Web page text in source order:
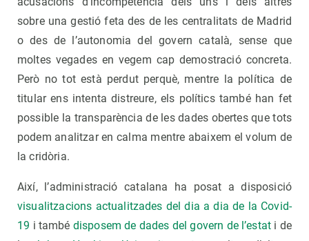
sobre una gestió feta des de les centralitats de Madrid
o des de l’autonomia del govern català, sense que
moltes vegades en vegem cap demostració concreta.
Però no tot està perdut perquè, mentre la política de
titular ens intenta distreure, els polítics també han fet
possible la transparència de les dades obertes que tots
podem analitzar en calma mentre abaixem el volum de
la cridòria.
Així, l’administració catalana ha posat a disposició
visualitzacions actualitzades del dia a dia de la Covid-
19 i també disposem de dades del govern de l’estat i de